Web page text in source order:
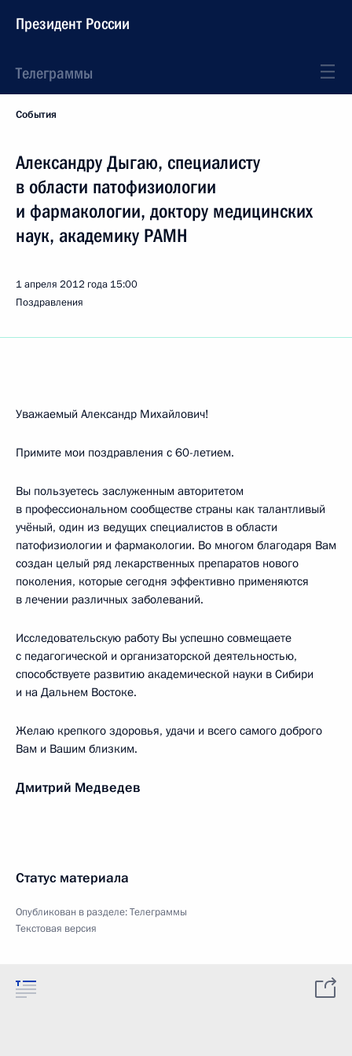
Президент России
Телеграммы
События
Александру Дыгаю, специалисту
в области патофизиологии
и фармакологии, доктору медицинских
наук, академику РАМН
1 апреля 2012 года 15:00
Поздравления
Уважаемый Александр Михайлович!
Примите мои поздравления с 60-летием.
Вы пользуетесь заслуженным авторитетом
в профессиональном сообществе страны как талантливый
учёный, один из ведущих специалистов в области
патофизиологии и фармакологии. Во многом благодаря Вам
создан целый ряд лекарственных препаратов нового
поколения, которые сегодня эффективно применяются
в лечении различных заболеваний.
Исследовательскую работу Вы успешно совмещаете
с педагогической и организаторской деятельностью,
способствуете развитию академической науки в Сибири
и на Дальнем Востоке.
Желаю крепкого здоровья, удачи и всего самого доброго
Вам и Вашим близким.
Дмитрий Медведев
Статус материала
Опубликован в разделе:Телеграммы
Текстовая версия